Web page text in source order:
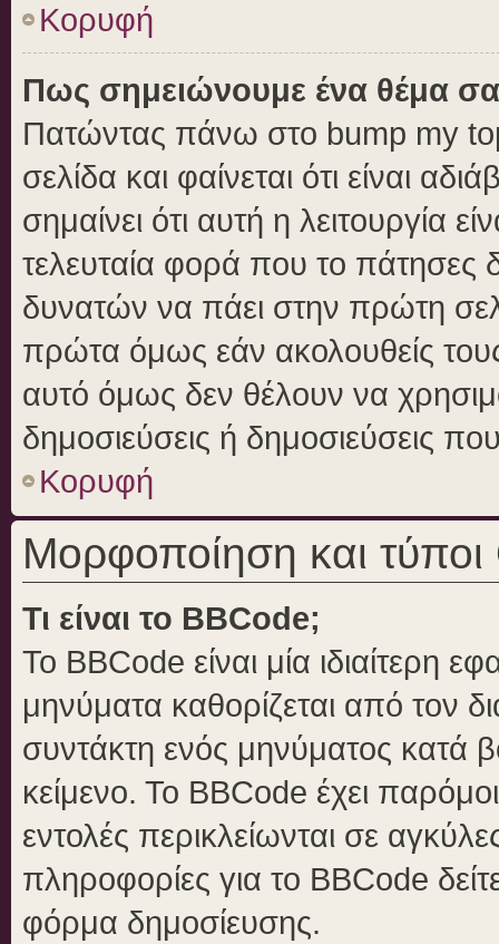
Κορυφή
Πως σημειώνουμε ένα θέμα
Πατώντας πάνω στο bump my
σελίδα και φαίνεται ότι είναι
σημαίνει ότι αυτή η λειτουργία
τελευταία φορά που το πάτησες
δυνατών να πάει στην πρώτη
πρώτα όμως εάν ακολουθείς
αυτό όμως δεν θέλουν να
δημοσιεύσεις ή δημοσιεύσεις
Κορυφή
Μορφοποίηση και
Τι είναι το BBCode;
Το BBCode είναι μία ιδιαίτερη
μηνύματα καθορίζεται από τον
συντάκτη ενός μηνύματος κατά
κείμενο. Το BBCode έχει
εντολές περικλείωνται σε
πληροφορίες για το BBCode
φόρμα δημοσίευσης.